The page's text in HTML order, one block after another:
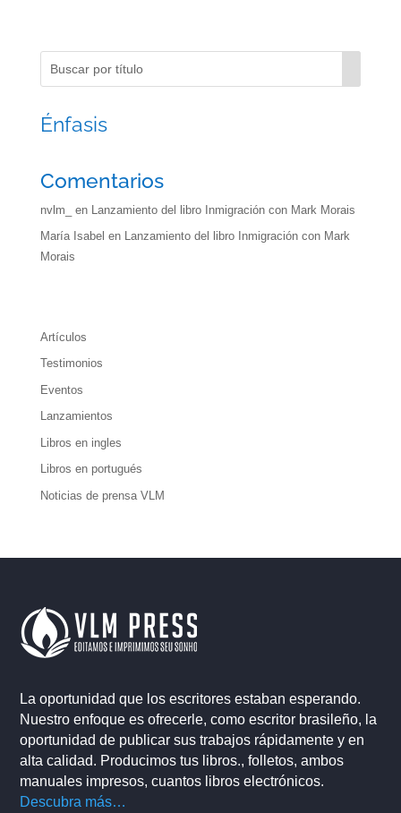
Énfasis
Comentarios
nvlm_ en Lanzamiento del libro Inmigración con Mark Morais
María Isabel en Lanzamiento del libro Inmigración con Mark
Morais
Artículos
Testimonios
Eventos
Lanzamientos
Libros en ingles
Libros en portugués
Noticias de prensa VLM
La oportunidad que los escritores estaban esperando.
Nuestro enfoque es ofrecerle, como escritor brasileño, la
oportunidad de publicar sus trabajos rápidamente y en
alta calidad. Producimos tus libros., folletos, ambos
manuales impresos, cuantos libros electrónicos.
Descubra más…